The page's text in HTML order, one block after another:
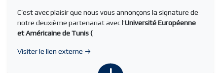
C’est avec plaisir que nous vous annonçons la signature de
notre deuxième partenariat avec l’Université Européenne
et Américaine de Tunis (
Visiter le lien externe →